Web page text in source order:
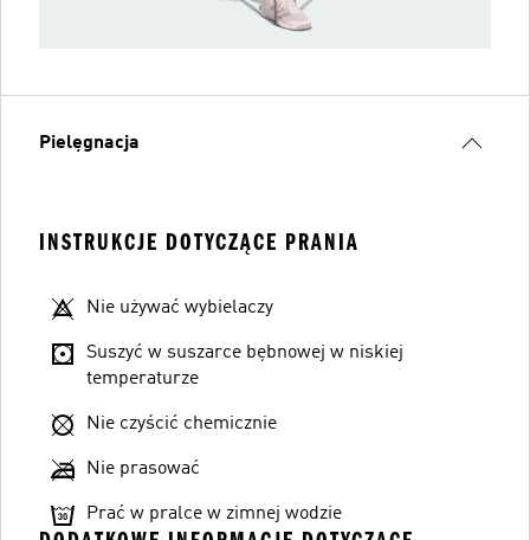
Pielęgnacja
INSTRUKCJE DOTYCZĄCE PRANIA
Nie używać wybielaczy
Suszyć w suszarce bębnowej w niskiej
temperaturze
Nie czyścić chemicznie
Nie prasować
Prać w pralce w zimnej wodzie